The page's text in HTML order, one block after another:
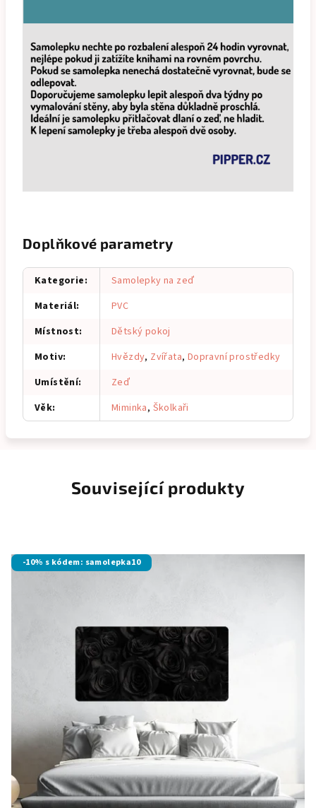
Doplňkové parametry
Kategorie:
Samolepky na zeď
Materiál:
PVC
Místnost:
Dětský pokoj
Motiv: Hvězdy, Zvířata, Dopravní prostředky
Umístění:
Zeď
Věk: Miminka, Školkaři
Související produkty
-10% s kódem: samolepka10